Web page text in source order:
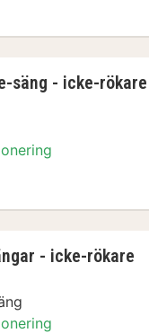
säng - icke-rökare
- icke-rökare